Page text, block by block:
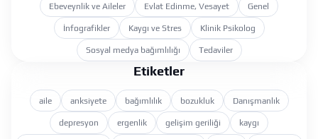
Ebeveynlik ve Aileler Evlat Edinme, Vesayet Genel
İnfografikler Kaygı ve Stres Klinik Psikolog
Sosyal medya bağımlılığı Tedaviler
Etiketler
aile anksiyete bağımlılık bozukluk Danışmanlık
depresyon ergenlik gelişim geriliği kaygı